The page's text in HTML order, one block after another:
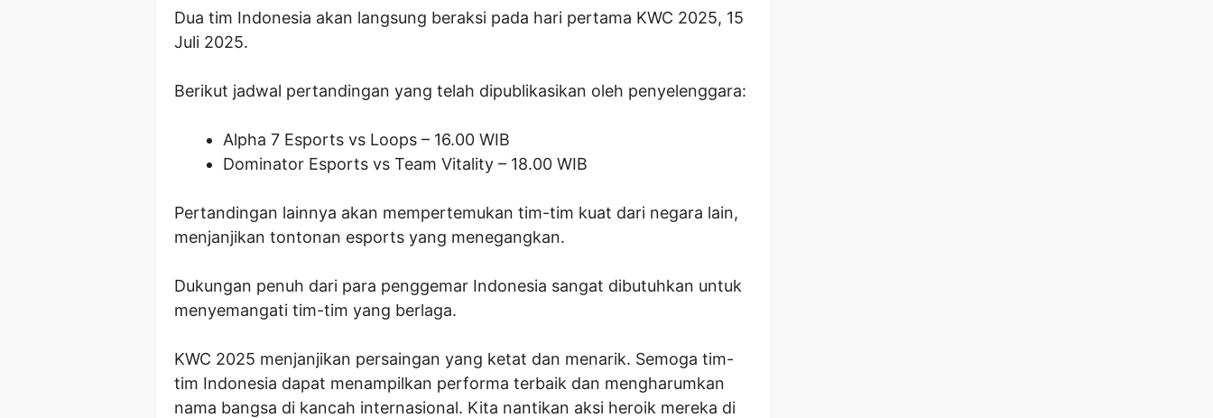
Dua tim Indonesia akan langsung beraksi pada hari pertama KWC 2025, 15
Juli 2025.
Berikut jadwal pertandingan yang telah dipublikasikan oleh penyelenggara:
Alpha 7 Esports vs Loops – 16.00 WIB
Dominator Esports vs Team Vitality – 18.00 WIB
Pertandingan lainnya akan mempertemukan tim-tim kuat dari negara lain,
menjanjikan tontonan esports yang menegangkan.
Dukungan penuh dari para penggemar Indonesia sangat dibutuhkan untuk
menyemangati tim-tim yang berlaga.
KWC 2025 menjanjikan persaingan yang ketat dan menarik. Semoga tim-
tim Indonesia dapat menampilkan performa terbaik dan mengharumkan
nama bangsa di kancah internasional. Kita nantikan aksi heroik mereka di